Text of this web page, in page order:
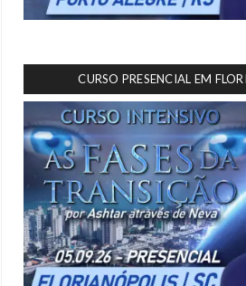
CURSO PRESENCIAL EM